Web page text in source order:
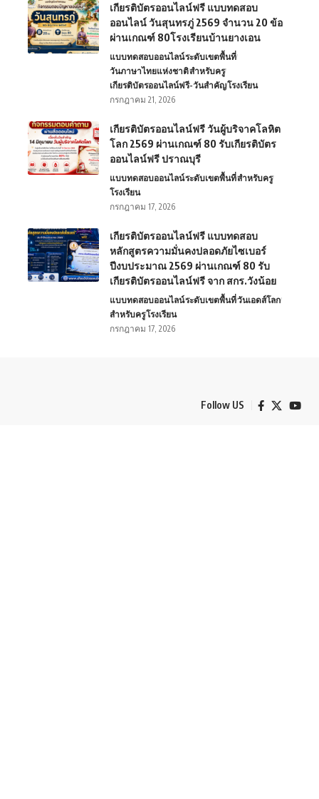
เกียรติบัตรออนไลน์ฟรี แบบทดสอบ
ออนไลน์ วันสุนทรภู่ 2569 จำนวน 20 ข้อ
ผ่านเกณฑ์ 80โรงเรียนบ้านยางเอน
แบบทดสอบออนไลน์ระดับเขตพื้นที่
วันภาษาไทยแห่งชาติสำหรับครู
เกียรติบัตรออนไลน์ฟรี-วันสำคัญโรงเรียน
กรกฎาคม 21, 2026
เกียรติบัตรออนไลน์ฟรี วันผู้บริจาคโลหิต
โลก 2569 ผ่านเกณฑ์ 80 รับเกียรติบัตร
ออนไลน์ฟรี ปราณบุรี
แบบทดสอบออนไลน์ระดับเขตพื้นที่สำหรับครู
โรงเรียน
กรกฎาคม 17, 2026
เกียรติบัตรออนไลน์ฟรี แบบทดสอบ
หลักสูตรความมั่นคงปลอดภัยไซเบอร์
ปีงบประมาณ 2569 ผ่านเกณฑ์ 80 รับ
เกียรติบัตรออนไลน์ฟรี จาก สกร.วังน้อย
แบบทดสอบออนไลน์ระดับเขตพื้นที่วันเอดส์โลก
สำหรับครูโรงเรียน
กรกฎาคม 17, 2026
Follow US